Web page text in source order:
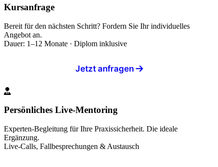
Kursanfrage
Bereit für den nächsten Schritt? Fordern Sie Ihr individuelles
Angebot an.
Dauer: 1–12 Monate · Diplom inklusive
Jetzt anfragen
Persönliches Live-Mentoring
Experten-Begleitung für Ihre Praxissicherheit. Die ideale
Ergänzung.
Live-Calls, Fallbesprechungen & Austausch